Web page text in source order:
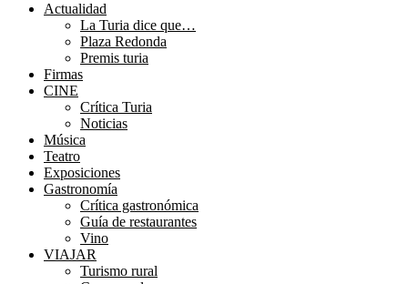
Actualidad
La Turia dice que…
Plaza Redonda
Premis turia
Firmas
CINE
Crítica Turia
Noticias
Música
Teatro
Exposiciones
Gastronomía
Crítica gastronómica
Guía de restaurantes
Vino
VIAJAR
Turismo rural